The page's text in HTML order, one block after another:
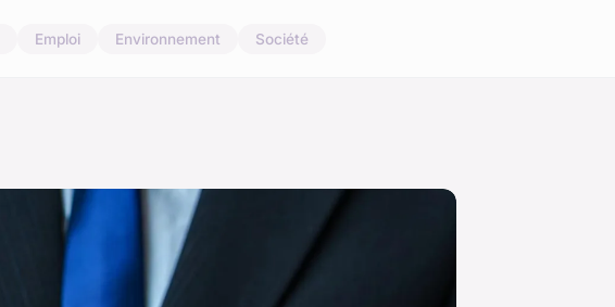
Emploi Environnement Société